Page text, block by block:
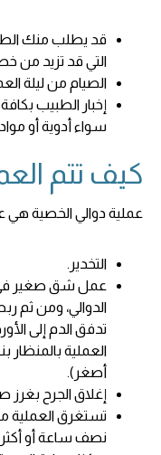
قد يطلب منك
التي قد تزيد من
الصيام من ليلة
إخبار الطبيب
سواء أدوية أو
كيف تتم
عملية دوالي الخصية
التخدير.
عمل شق صغير في
الدوالي، ومن ثم
تدفق الدم إلى
العملية
أصغر).
إغلاق الجرح بغرز
نصف ساعة أو أكثر